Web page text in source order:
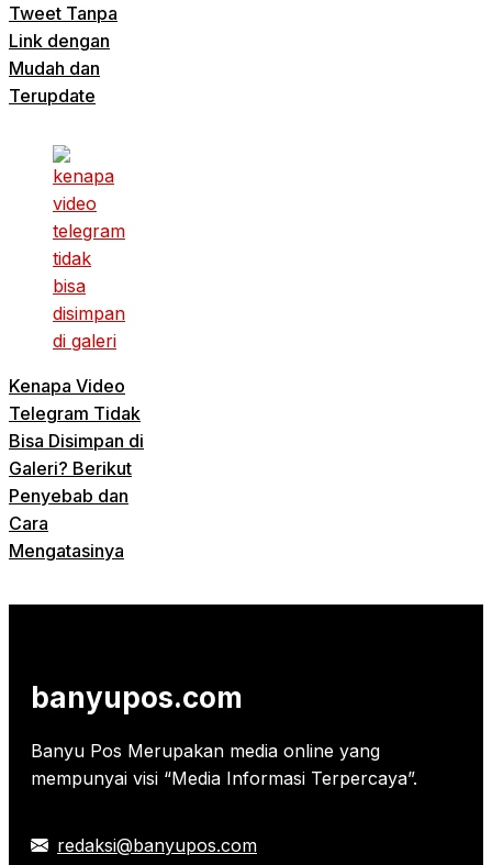
Tweet Tanpa
Link dengan
Mudah dan
Terupdate
Kenapa Video
Telegram Tidak
Bisa Disimpan di
Galeri? Berikut
Penyebab dan
Cara
Mengatasinya
banyupos.com
Banyu Pos Merupakan media online yang
mempunyai visi “Media Informasi Terpercaya”.
redaksi@banyupos.com